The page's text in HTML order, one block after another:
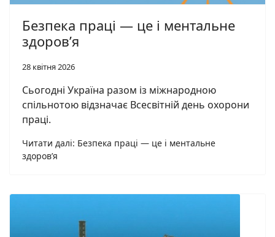
Безпека праці — це і ментальне
здоров’я
28 квітня 2026
Сьогодні Україна разом із міжнародною
спільнотою відзначає Всесвітній день охорони
праці.
Читати далі: Безпека праці — це і ментальне
здоров’я